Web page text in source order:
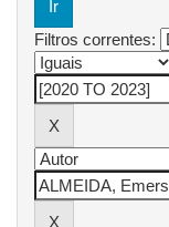
Filtros correntes: